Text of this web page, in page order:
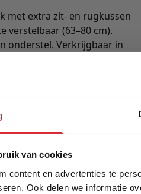
van cookies
content en advertenties te
Ook delen we informatie
met extra zit- en rugkussen
verstelbaar (63–80 cm).
onderstel. Verkrijgbaar in
5%